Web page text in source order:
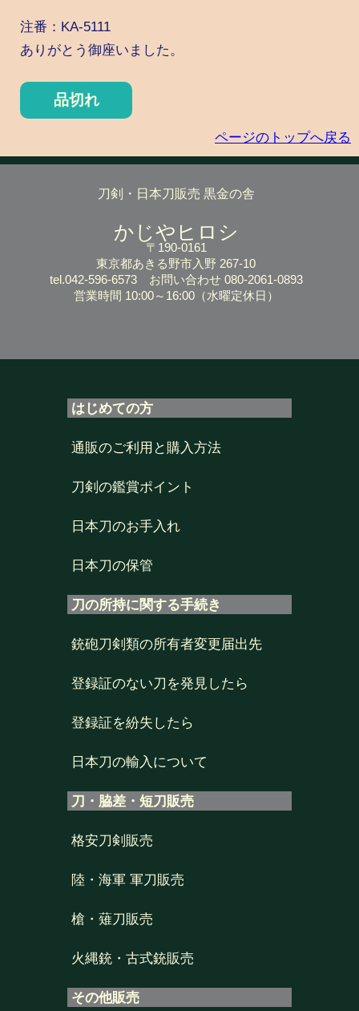
注番：KA-5111
ありがとう御座いました。
品切れ
ページのトップへ戻る
刀剣・日本刀販売 黒金の舎
かじやヒロシ
〒190-0161
東京都あきる野市入野 267-10
tel.042-596-6573 お問い合わせ 080-2061-0893
営業時間 10:00～16:00（水曜定休日）
はじめての方
通販のご利用と購入方法
刀剣の鑑賞ポイント
日本刀のお手入れ
日本刀の保管
刀の所持に関する手続き
銃砲刀剣類の所有者変更届出先
登録証のない刀を発見したら
登録証を紛失したら
日本刀の輸入について
刀・脇差・短刀販売
格安刀剣販売
陸・海軍 軍刀販売
槍・薙刀販売
火縄銃・古式銃販売
その他販売